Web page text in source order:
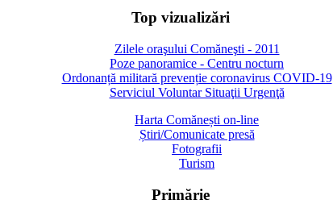
Top vizualizări
Zilele oraşului Comăneşti - 2011
Poze panoramice - Centru nocturn
Ordonanță militară prevenție coronavirus COVID-19
Serviciul Voluntar Situaţii Urgenţă
Harta Comănești on-line
Știri/Comunicate presă
Fotografii
Turism
Primărie